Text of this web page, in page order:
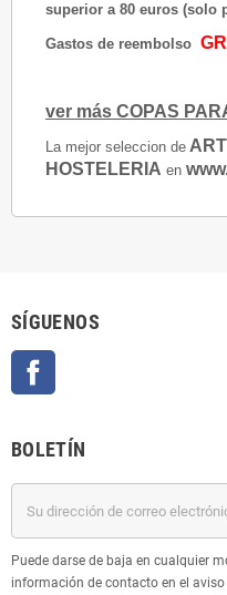
superior a 80 euros (solo
Gastos de reembolso
ver más COPAS
La mejor seleccion de
HOSTELERIA en
SÍGUENOS
BOLETÍN
Puede darse de baja en cualquier
información de contacto en el aviso